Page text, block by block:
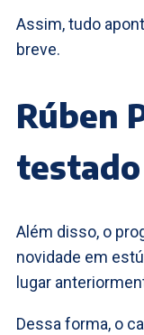
Assim, tudo
breve.
Rúben
Além disso, o
novidade em
lugar
Dessa forma, o